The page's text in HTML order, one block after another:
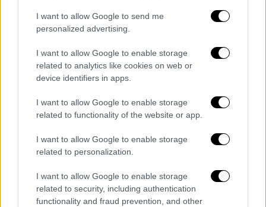
I want to allow Google to send me
personalized advertising.
I want to allow Google to enable storage
related to analytics like cookies on web or
device identifiers in apps.
I want to allow Google to enable storage
related to functionality of the website or app.
I want to allow Google to enable storage
related to personalization.
I want to allow Google to enable storage
related to security, including authentication
functionality and fraud prevention, and other
Το ψηφιακό γραμματόσημο, δεν αντικαθιστά
το παραδοσιακό, το οποίο θα συνεχίσει να
διατίθεται. Ο κωδικόςe-Stampισχύει για 10
ημέρες από την ημερομηνία αγοράς του, ενώ
παρέχεται η δυνατότητα ταυτόχρονης
αγοράς έως 10 κωδικών τη φορά. Αρχικά, το
ψηφιακό γραμματόσημο θα διατίθεται μόνο
προτεραιότητας και βάρους έως 20 γρ. με
χρέωση 1,90€.